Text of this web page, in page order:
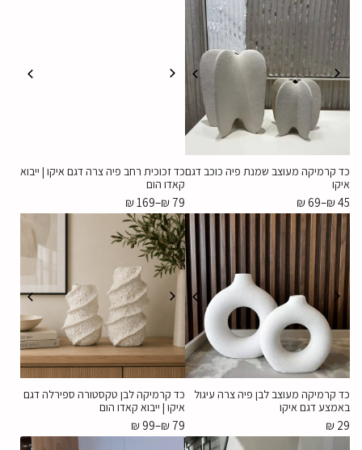
כד קרמיקה מעוצב שמנת פיה כוכב דגם
איקו
₪45
–
₪69
כד זכוכית רחב פיה צרה דגם איקו | ייבוא
קאדו הום
₪ 79
–
₪169
כד קרמיקה מעוצב לבן פיה צרה עיגול
באמצע דגם איקו
₪ 29
כד קרמיקה לבן טקסטורה ספירלה דגם
איקו | ייבוא קאדו הום
₪ 79
–
₪99